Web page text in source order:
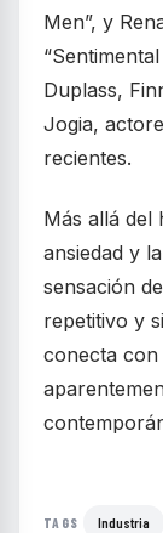
Men”, y
Duplass,
Jogia,
recientes.
Más allá
ansiedad y
sensación
repetitivo y
conecta con
TAGS Industria